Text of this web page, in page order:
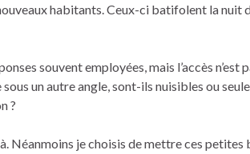
habitants. Ceux-ci batifolent la nuit
souvent employées, mais l’accès n’est
un autre angle, sont-ils nuisibles ou
?
Néanmoins je choisis de mettre ces petites